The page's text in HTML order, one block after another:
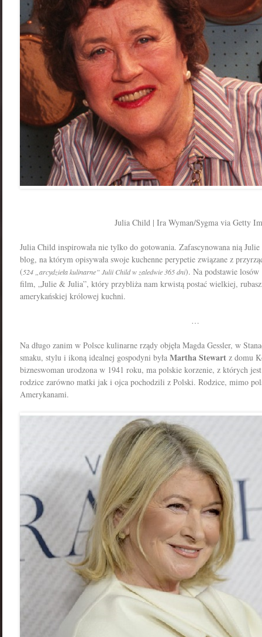
Julia Child | Ira Wyman/Sygma via Getty
Julia Child inspirowała nie tylko do gotowania. Zafascynowana nią
blog, na którym opisywała swoje kuchenne perypetie związane z
(524 „arcydzieła kulinarne” Julii Child w zaledwie 365 dni). Na podstawie
film, „Julie & Julia”, który przybliża nam krwistą postać wielkiej,
amerykańskiej królowej kuchni.
…
Na długo zanim w Polsce kulinarne rządy objęła Magda Gessler, w
smaku, stylu i ikoną idealnej gospodyni była Martha Stewart z domu
bizneswoman urodzona w 1941 roku, ma polskie korzenie, z których
rodzice zarówno matki jak i ojca pochodzili z Polski. Rodzice, mimo
Amerykanami.